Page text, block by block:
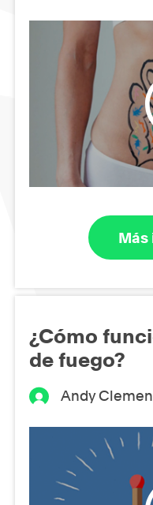
Más
¿Cómo
de fuego?
Andy